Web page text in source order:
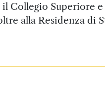
Collegio Superiore
alla Residenza di